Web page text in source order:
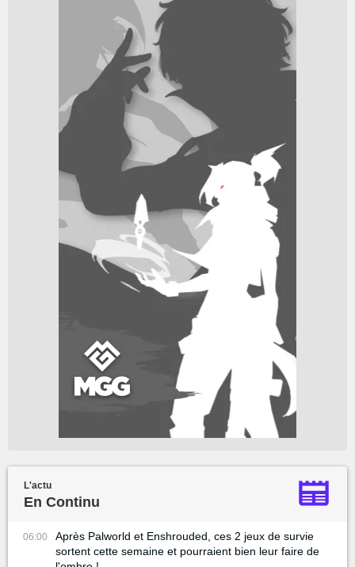
L'actu
En Continu
06:00
Après Palworld et Enshrouded, ces 2 jeux de survie
sortent cette semaine et pourraient bien leur faire de